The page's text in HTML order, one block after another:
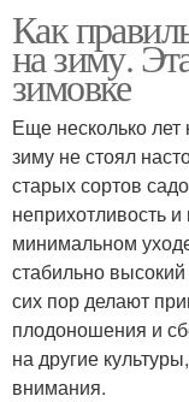
Как
на зиму.
зимовке
Еще несколько лет
зиму не стоял
старых сортов
неприхотливость
минимальном
стабильно
сих пор делают
плодоношения и
на другие
внимания.